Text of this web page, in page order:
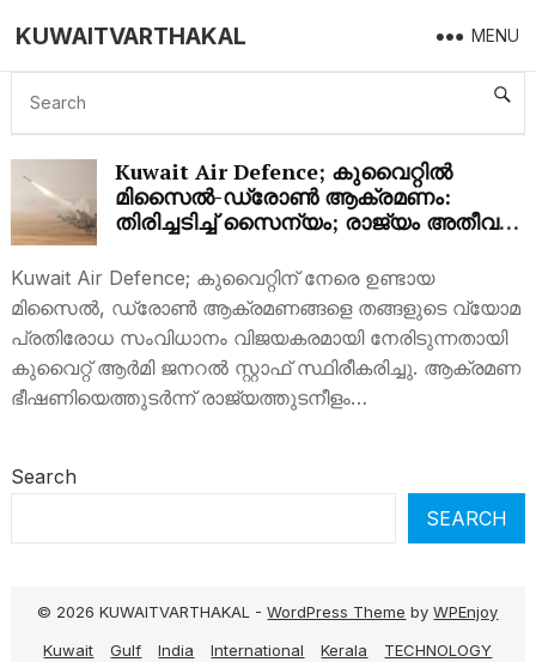
KUWAITVARTHAKAL MENU
KUWAIT AIR DEFENCE
Kuwait Air Defence; കുവൈറ്റിൽ
മിസൈൽ-ഡ്രോൺ ആക്രമണം:
തിരിച്ചടിച്ച് സൈന്യം; രാജ്യം അതീവ
Kuwait Air Defence; കുവൈറ്റിന് നേരെ ഉണ്ടായ
മിസൈൽ, ഡ്രോൺ ആക്രമണങ്ങളെ തങ്ങളുടെ വ്യോമ
പ്രതിരോധ സംവിധാനം വിജയകരമായി നേരിടുന്നതായി
കുവൈറ്റ് ആർമി ജനറൽ സ്റ്റാഫ് സ്ഥിരീകരിച്ചു. ആക്രമണ
ഭീഷണിയെത്തുടർന്ന് രാജ്യത്തുടനീളം…
Search
SEARCH
© 2026 KUWAITVARTHAKAL -WordPress Theme byWPEnjoy
Kuwait
Gulf India International Kerala
TECHNOLOGY